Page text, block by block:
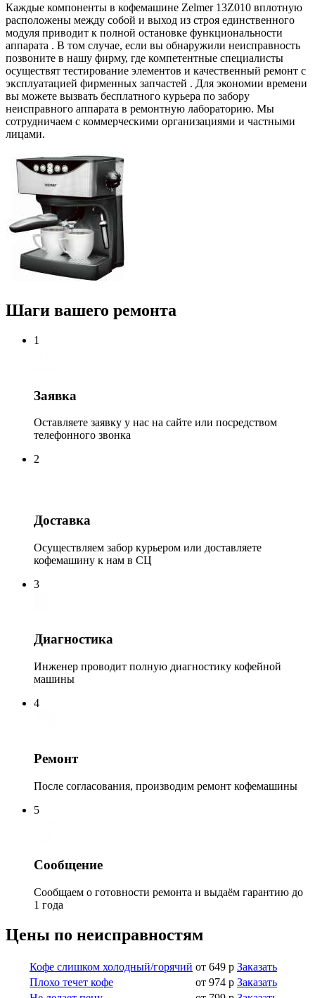
Каждые компоненты в кофемашине Zelmer 13Z010 вплотную
расположены между собой и выход из строя единственного
модуля приводит к полной остановке функциональности
аппарата . В том случае, если вы обнаружили неисправность
позвоните в нашу фирму, где компетентные специалисты
осуществят тестирование элементов и качественный ремонт с
эксплуатацией фирменных запчастей . Для экономии времени
вы можете вызвать бесплатного курьера по забору
неисправного аппарата в ремонтную лабораторию. Мы
сотрудничаем с коммерческими организациями и частными
лицами.
Шаги вашего ремонта
1
Заявка
Оставляете заявку у нас на сайте или посредством
телефонного звонка
2
Доставка
Осуществляем забор курьером или доставляете
кофемашину к нам в СЦ
3
Диагностика
Инженер проводит полную диагностику кофейной
машины
4
Ремонт
После согласования, производим ремонт кофемашины
5
Сообщение
Сообщаем о готовности ремонта и выдаём гарантию до
1 года
Цены по неисправностям
Кофе слишком холодный/горячий от 649 р Заказать
Плохо течет кофе
от 974 р Заказать